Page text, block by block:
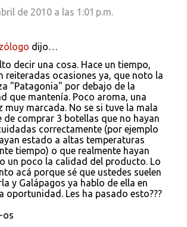
de 2010 a las 1:01 p.m.
dijo…
decir una cosa. Hace un tiempo,
reiteradas ocasiones ya, que noto la
"Patagonia" por debajo de la
que mantenía. Poco aroma, una
muy marcada. No se si tuve la mala
de comprar 3 botellas que no hayan
correctamente (por ejemplo
estado a altas temperaturas
tiempo) o que realmente hayan
un poco la calidad del producto. Lo
acá porque sé que ustedes suelen
y Galápagos ya hablo de ella en
oportunidad. Les ha pasado esto???
os